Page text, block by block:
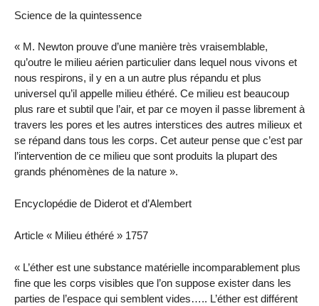
Science de la quintessence
« M. Newton prouve d’une manière très vraisemblable,
qu’outre le milieu aérien particulier dans lequel nous vivons et
nous respirons, il y en a un autre plus répandu et plus
universel qu’il appelle milieu éthéré. Ce milieu est beaucoup
plus rare et subtil que l’air, et par ce moyen il passe librement à
travers les pores et les autres interstices des autres milieux et
se répand dans tous les corps. Cet auteur pense que c’est par
l’intervention de ce milieu que sont produits la plupart des
grands phénomènes de la nature ».
Encyclopédie de Diderot et d’Alembert
Article « Milieu éthéré » 1757
« L’éther est une substance matérielle incomparablement plus
fine que les corps visibles que l’on suppose exister dans les
parties de l’espace qui semblent vides….. L’éther est différent